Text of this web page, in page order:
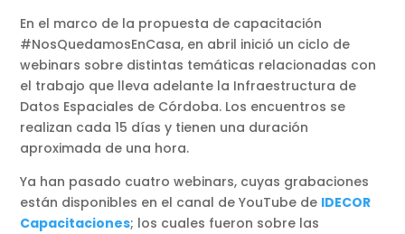
En el marco de la propuesta de capacitación
#NosQuedamosEnCasa, en abril inició un ciclo de
webinars sobre distintas temáticas relacionadas con
el trabajo que lleva adelante la Infraestructura de
Datos Espaciales de Córdoba. Los encuentros se
realizan cada 15 días y tienen una duración
aproximada de una hora.
Ya han pasado cuatro webinars, cuyas grabaciones
están disponibles en el canal de YouTube de IDECOR
Capacitaciones; los cuales fueron sobre las